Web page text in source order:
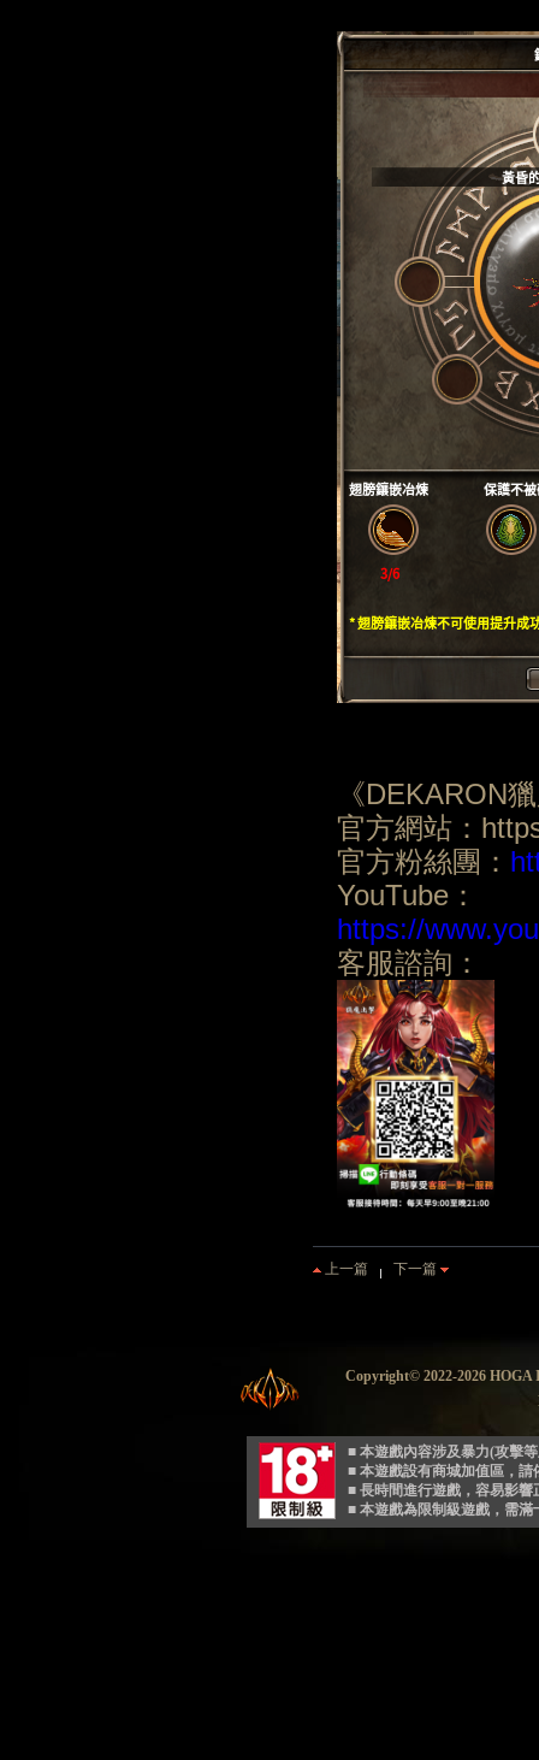
《DEKARON
官方網站：
官方粉絲團：
YouTube：
https://
客服諮詢：
上一篇 下一篇
Copyright© 2022-2026
■ 本遊戲內容涉及暴力(攻擊
■ 本遊戲設有商城加值區，
■ 長時間進行遊戲，容易影
■ 本遊戲為限制級遊戲，需